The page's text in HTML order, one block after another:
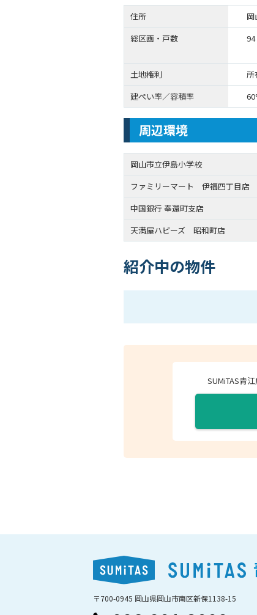
住所 岡
総区画・戸数
94
土地権利
所
建ぺい率／容積率
周辺環境
岡山市立伊島小学校
ファミリーマート 伊福四丁目店
中国銀行 奉還町支店
天満屋ハピーズ 昭和町店
紹介中の物件
SUMiTAS青
〒700-0945 岡山県岡山市南区新保1138-15